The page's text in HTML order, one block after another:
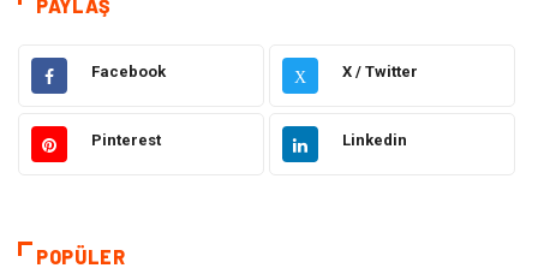
Dekorasyon Elektronik
Güzellik Makine
Sağlıklı Yaşam
PAYLAŞ
Facebook X X / Twitter
Pinterest Linkedin
POPÜLER